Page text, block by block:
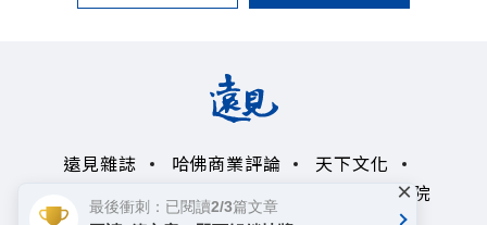
遠見雜誌 哈佛商業評論
天下文化
未來親子學習平台
50+ 領導影響力學院
最後衝刺：已閱讀2/3篇文章 ×